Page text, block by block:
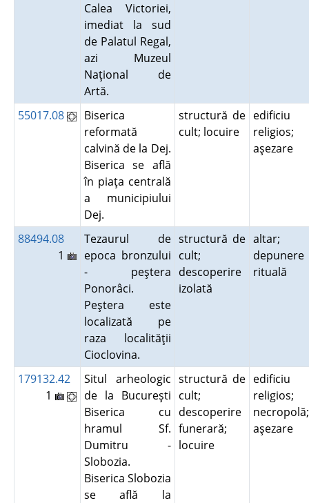
Calea Victoriei,
imediat la sud
de Palatul Regal,
azi Muzeul
Naţional de
Artă.
55017.08
Biserica
reformată
calvină de la Dej.
Biserica se află
în piaţa centrală
a municipiului
Dej.
structură de
cult; locuire
edificiu
religios;
aşezare
88494.08
1
Tezaurul de
epoca bronzului
- peştera
Ponorâci.
Peştera este
localizată pe
raza localităţii
Cioclovina.
structură de
cult;
descoperire
izolată
altar;
depunere
rituală
179132.42
1
Situl arheologic
de la Bucureşti
Biserica cu
hramul Sf.
Dumitru -
Slobozia.
Biserica Slobozia
se află la
structură de
cult;
descoperire
funerară;
locuire
edificiu
religios;
necropolă;
aşezare